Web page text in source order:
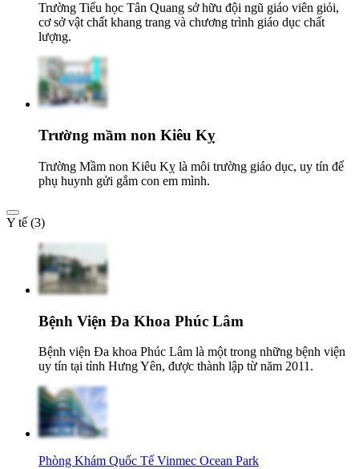
Trường Tiểu học Tân Quang sở hữu đội ngũ giáo viên giỏi,
cơ sở vật chất khang trang và chương trình giáo dục chất
lượng.
Trường mầm non Kiêu Kỵ
Trường Mầm non Kiêu Kỵ là môi trường giáo dục, uy tín để
phụ huynh gửi gắm con em mình.
Y tế (3)
Bệnh Viện Đa Khoa Phúc Lâm
Bệnh viện Đa khoa Phúc Lâm là một trong những bệnh viện
uy tín tại tỉnh Hưng Yên, được thành lập từ năm 2011.
Phòng Khám Quốc Tế Vinmec Ocean Park